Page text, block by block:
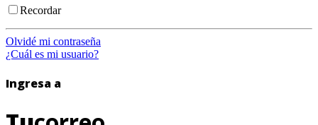
Recordar
Olvidé mi contraseña
¿Cuál es mi usuario?
Ingresa a